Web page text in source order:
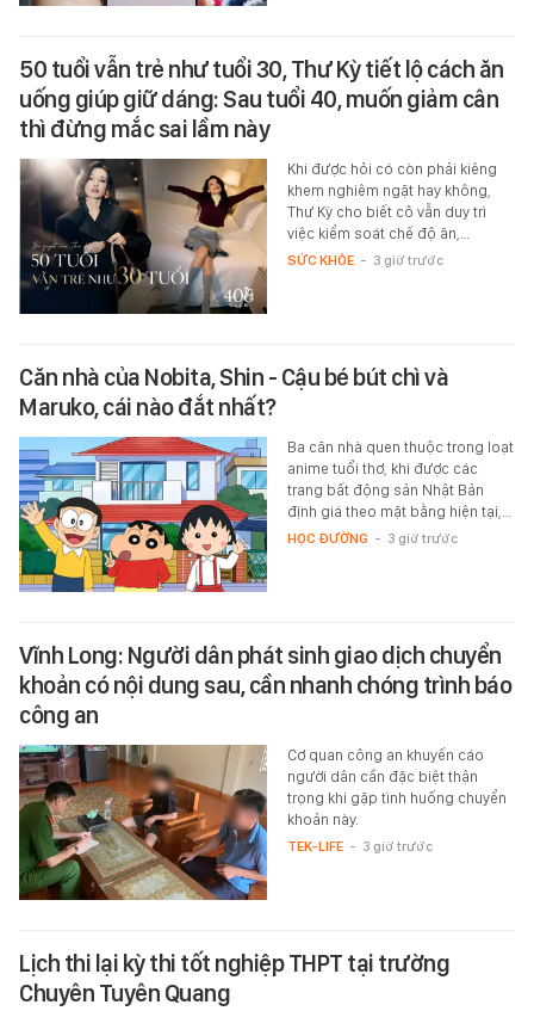
50 tuổi vẫn trẻ như tuổi 30, Thư Kỳ tiết lộ cách ăn
uống giúp giữ dáng: Sau tuổi 40, muốn giảm cân
thì đừng mắc sai lầm này
Khi được hỏi có còn phải kiêng
khem nghiêm ngặt hay không,
Thư Kỳ cho biết cô vẫn duy trì
việc kiểm soát chế độ ăn,…
SỨC KHỎE - 3 giờ trước
Căn nhà của Nobita, Shin - Cậu bé bút chì và
Maruko, cái nào đắt nhất?
Ba căn nhà quen thuộc trong loạt
anime tuổi thơ, khi được các
trang bất động sản Nhật Bản
định giá theo mặt bằng hiện tại,…
HỌC ĐƯỜNG - 3 giờ trước
Vĩnh Long: Người dân phát sinh giao dịch chuyển
khoản có nội dung sau, cần nhanh chóng trình báo
công an
Cơ quan công an khuyến cáo
người dân cần đặc biệt thận
trọng khi gặp tình huống chuyển
khoản này.
TEK-LIFE - 3 giờ trước
Lịch thi lại kỳ thi tốt nghiệp THPT tại trường
Chuyên Tuyên Quang